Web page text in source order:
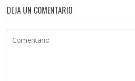
DEJA UN COMENTARIO